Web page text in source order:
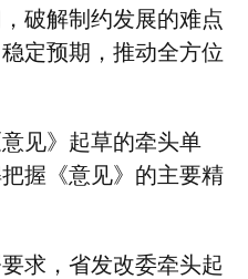
破解制约发展的难点
定预期，推动全方位
见》起草的牵头单
握《意见》的主要精
求，省发改委牵头起